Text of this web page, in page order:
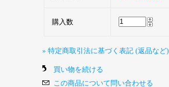
購入数
» 特定商取引法に基づく表記 (返品など)
買い物を続ける
この商品について問い合わせる